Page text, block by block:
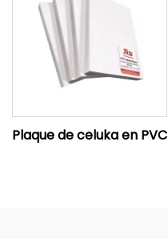
Plaque de celuka en PVC